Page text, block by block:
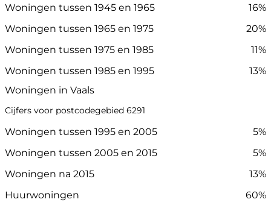
Woningen tussen 1945 en 1965
16%
Woningen tussen 1965 en 1975
20%
Woningen tussen 1975 en 1985
11%
Woningen tussen 1985 en 1995
13%
Woningen in Vaals
Cijfers voor postcodegebied 6291
Woningen tussen 1995 en 2005
5%
Woningen tussen 2005 en 2015
5%
Woningen na 2015
13%
Huurwoningen
60%